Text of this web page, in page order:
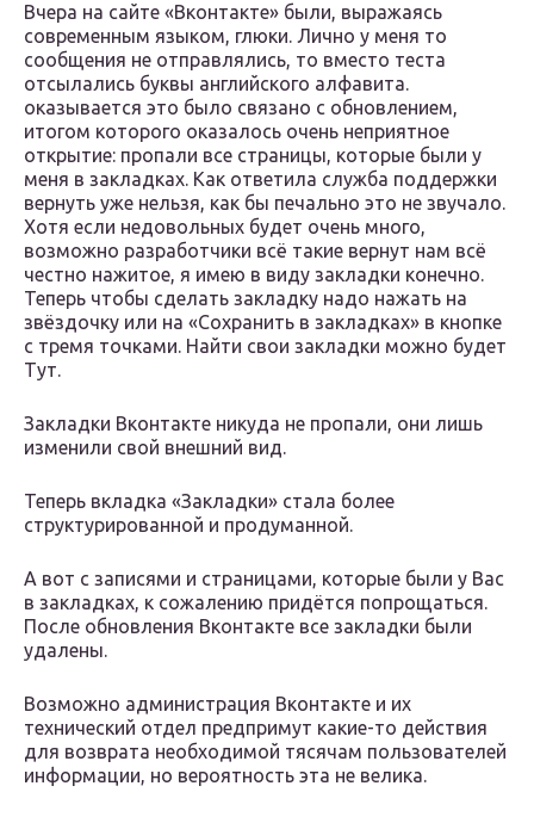
Вчера на сайте «Вконтакте» были, выражаясь
современным языком, глюки. Лично у меня то
сообщения не отправлялись, то вместо теста
отсылались буквы английского алфавита.
оказывается это было связано с обновлением,
итогом которого оказалось очень неприятное
открытие: пропали все страницы, которые были у
меня в закладках. Как ответила служба поддержки
вернуть уже нельзя, как бы печально это не звучало.
Хотя если недовольных будет очень много,
возможно разработчики всё такие вернут нам всё
честно нажитое, я имею в виду закладки конечно.
Теперь чтобы сделать закладку надо нажать на
звёздочку или на «Сохранить в закладках» в кнопке
с тремя точками. Найти свои закладки можно будет
Тут.
Закладки Вконтакте никуда не пропали, они лишь
изменили свой внешний вид.
Теперь вкладка «Закладки» стала более
структурированной и продуманной.
А вот с записями и страницами, которые были у Вас
в закладках, к сожалению придётся попрощаться.
После обновления Вконтакте все закладки были
удалены.
Возможно администрация Вконтакте и их
технический отдел предпримут какие-то действия
для возврата необходимой тясячам пользователей
информации, но вероятность эта не велика.